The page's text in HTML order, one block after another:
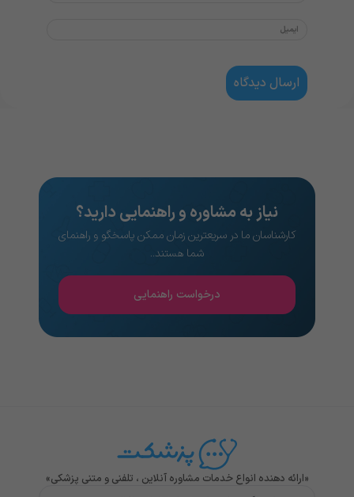
نیاز به مشاوره و راهنمایی دارید؟
کارشناسان ما در سریعترین زمان ممکن پاسخگو و راهنمای
شما هستند..
درخواست راهنمایی
«ارائه دهنده انواع خدمات مشاوره آنلاین ، تلفنی و متنی پزشکی»